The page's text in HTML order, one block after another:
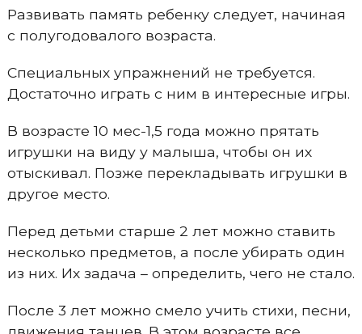
Развивать память ребенку следует, начиная
с полугодовалого возраста.
Специальных упражнений не требуется.
Достаточно играть с ним в интересные игры.
В возрасте 10 мес-1,5 года можно прятать
игрушки на виду у малыша, чтобы он их
отыскивал. Позже перекладывать игрушки в
другое место.
Перед детьми старше 2 лет можно ставить
несколько предметов, а после убирать один
из них. Их задача – определить, чего не стало.
После 3 лет можно смело учить стихи, песни,